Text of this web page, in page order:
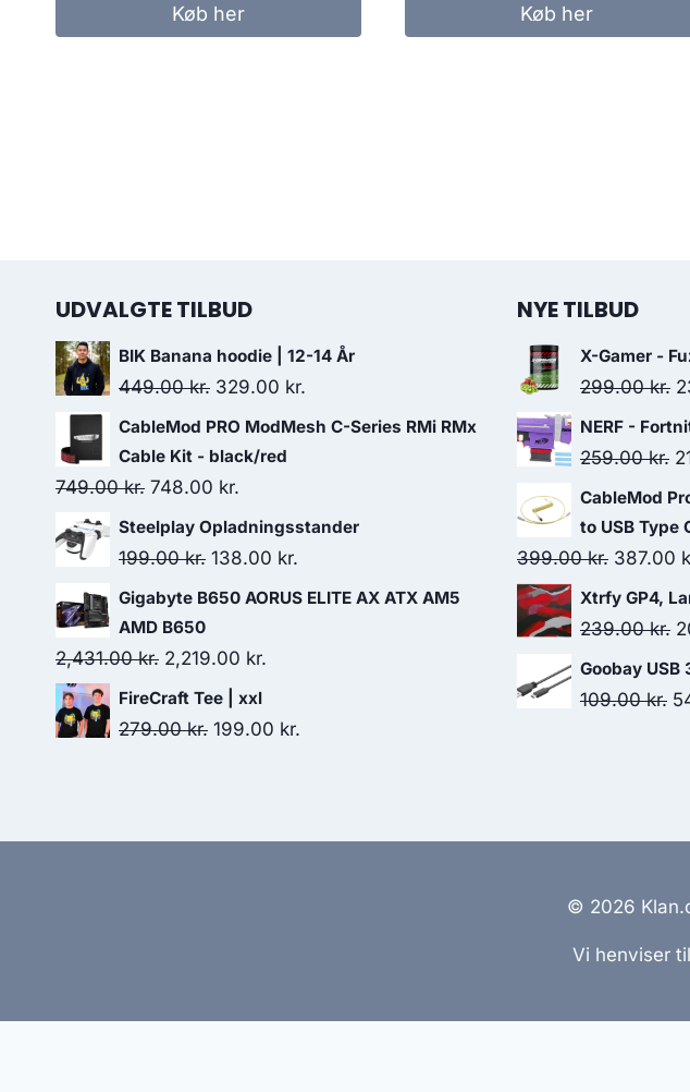
299.00 kr.. 249.00 kr..
Køb her
265.00 kr.. 199.00 kr..
Køb her
UDVALGTE TILBUD
BIK Banana hoodie | 12-14 År
449.00kr. Original
price
was:
449.00 kr..
329.00 kr.
price
CableMod PRO ModMesh C-Series RMi RMx
Cable Kit - black/red
749.00kr. Original
price
was:
748.00 kr.
price
is:
Steelplay Opladningsstander
199.00kr. Original
price
199.00 kr..
138.00 kr.
price
Gigabyte B650 AORUS ELITE AX ATX AM5
AMD B650
2,431.00kr. Original
price
was:
2,219.00 kr.
is:
FireCraft Tee | xxl
279.00kr. Original
199.00 kr.
NYE TILBUD
X-Gamer -
299.00kr.
NERF -
259.00kr.
CableMod
to USB Type
399.00kr. Original
price
was:
387.00
Xtrfy GP4,
239.00kr.
Goobay USB
109.00kr.
© 2026
Vi henviser